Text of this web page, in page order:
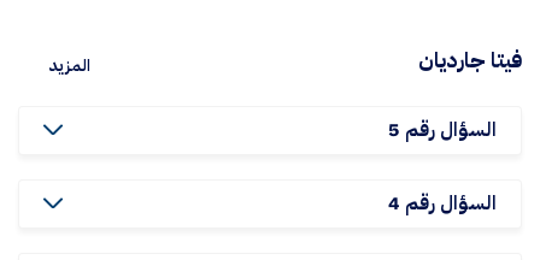
فيتا جارديان
السؤال رقم 5
السؤال رقم 4
المزيد